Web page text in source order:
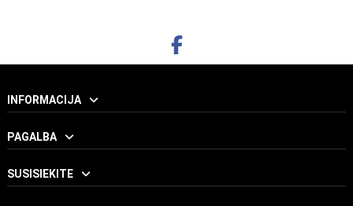
INFORMACIJA
PAGALBA
SUSISIEKITE